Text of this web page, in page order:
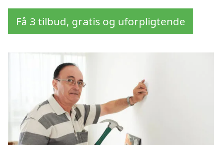
Få 3 tilbud, gratis og uforpligtende